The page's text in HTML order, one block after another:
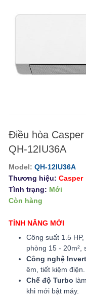
Điều hòa
QH-12IU36A
Model: QH-12IU36A
Thương hiệu: Casper
Tình trạng: Mới
Còn hàng
TÍNH NĂNG MỚI
Công suất 1.5 HP,
phòng 15 - 20m²,
Công nghệ
êm, tiết kiệm điện.
Chế độ Turbo
khi mới bật máy.